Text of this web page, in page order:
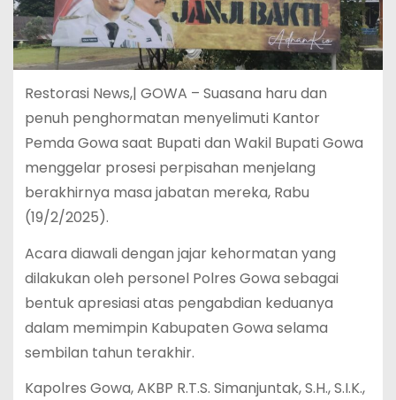
Restorasi News,| GOWA – Suasana haru dan
penuh penghormatan menyelimuti Kantor
Pemda Gowa saat Bupati dan Wakil Bupati Gowa
menggelar prosesi perpisahan menjelang
berakhirnya masa jabatan mereka, Rabu
(19/2/2025).
Acara diawali dengan jajar kehormatan yang
dilakukan oleh personel Polres Gowa sebagai
bentuk apresiasi atas pengabdian keduanya
dalam memimpin Kabupaten Gowa selama
sembilan tahun terakhir.
Kapolres Gowa, AKBP R.T.S. Simanjuntak, S.H., S.I.K.,